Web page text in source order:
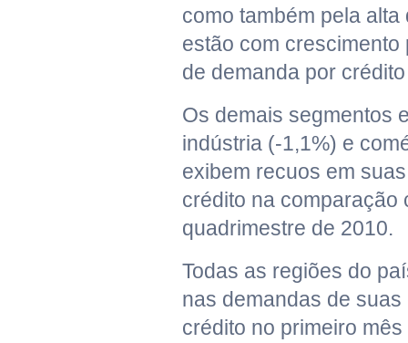
como também pela
estão com crescimento
de demanda por
Os demais segmentos
indústria (-1,1%) e
exibem recuos em
crédito na comparação
quadrimestre de 2010.
Todas as regiões do
nas demandas de
crédito no primeiro